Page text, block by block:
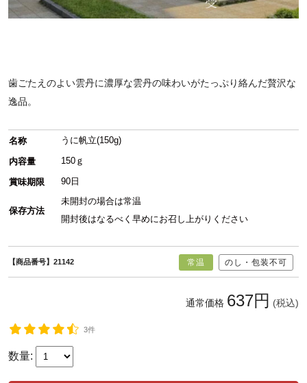
歯ごたえのよい雲丹に濃厚な雲丹の味わいがたっぷり絡んだ贅沢な
逸品。
名称 うに帆立(150g)
内容量 150ｇ
賞味期限 90日
保存方法
未開封の場合は常温
開封後はなるべく早めにお召し上がりください
【商品番号】21142 常温 のし・包装不可
通常価格 637円 (税込)
3件
数量: